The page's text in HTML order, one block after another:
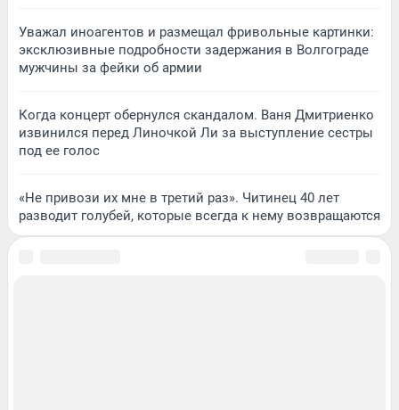
Уважал иноагентов и размещал фривольные картинки:
эксклюзивные подробности задержания в Волгограде
мужчины за фейки об армии
Когда концерт обернулся скандалом. Ваня Дмитриенко
извинился перед Линочкой Ли за выступление сестры
под ее голос
«Не привози их мне в третий раз». Читинец 40 лет
разводит голубей, которые всегда к нему возвращаются